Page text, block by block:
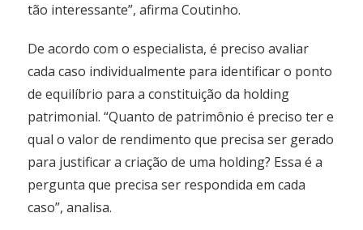
tão interessante”, afirma Coutinho.
De acordo com o especialista, é preciso avaliar
cada caso individualmente para identificar o ponto
de equilíbrio para a constituição da holding
patrimonial. “Quanto de patrimônio é preciso ter e
qual o valor de rendimento que precisa ser gerado
para justificar a criação de uma holding? Essa é a
pergunta que precisa ser respondida em cada
caso”, analisa.